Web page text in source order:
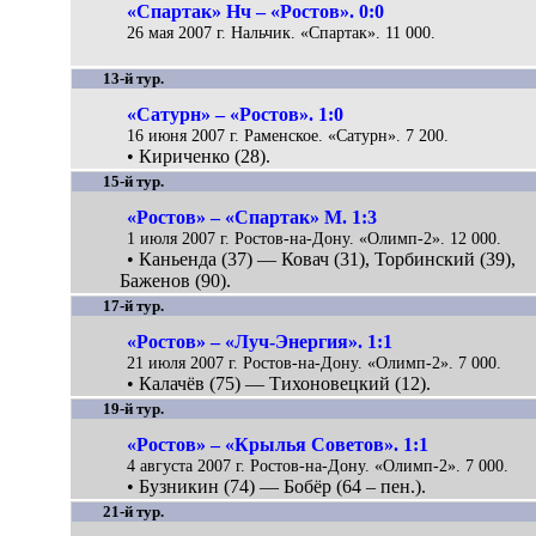
«Спартак» Нч – «Ростов». 0:0
26 мая 2007 г. Нальчик. «Спартак». 11 000.
13-й тур.
«Сатурн» – «Ростов». 1:0
16 июня 2007 г. Раменское. «Сатурн». 7 200.
• Кириченко (28).
15-й тур.
«Ростов» – «Спартак» М. 1:3
1 июля 2007 г. Ростов-на-Дону. «Олимп-2». 12 000.
• Каньенда (37) — Ковач (31), Торбинский (39),
Баженов (90).
17-й тур.
«Ростов» – «Луч-Энергия». 1:1
21 июля 2007 г. Ростов-на-Дону. «Олимп-2». 7 000.
• Калачёв (75) — Тихоновецкий (12).
19-й тур.
«Ростов» – «Крылья Советов». 1:1
4 августа 2007 г. Ростов-на-Дону. «Олимп-2». 7 000.
• Бузникин (74) — Бобёр (64 – пен.).
21-й тур.